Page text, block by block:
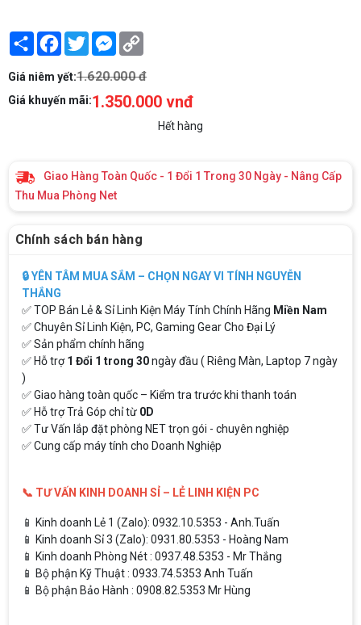
Share Facebook
TwitterMessenger
Giá niêm yết:1.620.000 đ
Giá khuyến mãi:1.350.000 vnđ
Hết hàng
Giao Hàng Toàn Quốc - 1 Đổi 1 Trong 30 Ngày - Nâng Cấp
Thu Mua Phòng Net
Chính sách bán hàng
🔒 YÊN TÂM MUA SẮM – CHỌN NGAY VI TÍNH NGUYỄN
THẮNG
✅ TOP Bán Lẻ & Sỉ Linh Kiện Máy Tính Chính Hãng Miền Nam
✅ Chuyên Sỉ Linh Kiện, PC, Gaming Gear Cho Đại Lý
✅ Sản phẩm chính hãng
✅ Hỗ trợ1 Đổi 1 trong 30ngày đầu ( Riêng Màn, Laptop 7 ngày
)
✅ Giao hàng toàn quốc – Kiểm tra trước khi thanh toán
✅ Hỗ trợ Trả Góp chỉ từ 0D
✅ Tư Vấn lắp đặt phòng NET trọn gói - chuyên nghiệp
✅ Cung cấp máy tính cho Doanh Nghiệp
📞 TƯ VẤN KINH DOANH SỈ – LẺ LINH KIỆN PC
📱 Kinh doanh Lẻ 1 (Zalo): 0932.10.5353 - Anh.Tuấn
📱 Kinh doanh Sỉ 3 (Zalo): 0931.80.5353 - Hoàng Nam
📱 Kinh doanh Phòng Nét : 0937.48.5353 - Mr Thắng
📱 Bộ phận Kỹ Thuật : 0933.74.5353 Anh Tuấn
📱 Bộ phận Bảo Hành : 0908.82.5353 Mr Hùng